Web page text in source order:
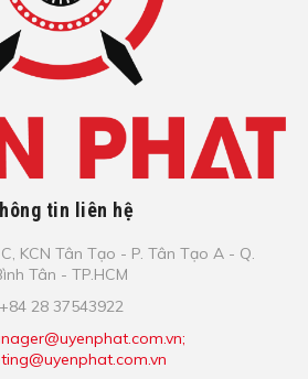
tin liên hệ
KCN Tâ​n Tạo​ - P. Tâ​n Tạo​ A - Q.
Tâ​n - TP.HCM
+84 28 37543922